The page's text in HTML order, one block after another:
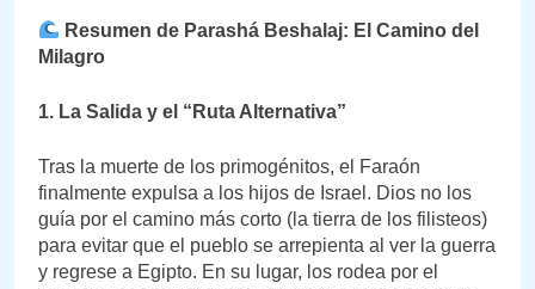
Resumen de Parashá Beshalaj: El Camino del
Milagro
1. La Salida y el “Ruta Alternativa”
Tras la muerte de los primogénitos, el Faraón
finalmente expulsa a los hijos de Israel. Dios no los
guía por el camino más corto (la tierra de los filisteos)
para evitar que el pueblo se arrepienta al ver la guerra
y regrese a Egipto. En su lugar, los rodea por el